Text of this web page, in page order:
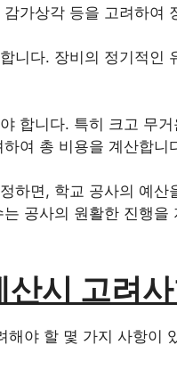
가상각 등을 고려하여
니다. 장비의 정기적인
합니다. 특히 크고 무
여 총 비용을 계산합니
하면, 학교 공사의 예
공사의 원활한 진행
산시 고려
해야 할 몇 가지 사항이